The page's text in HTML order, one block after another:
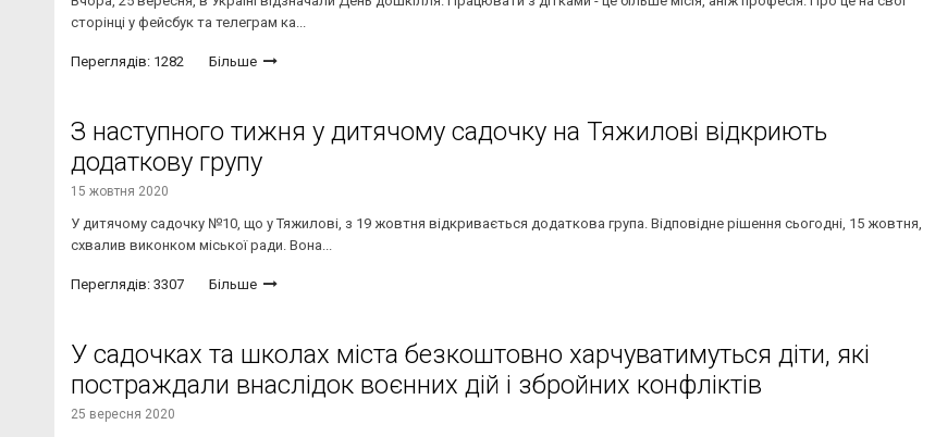
сторінці у фейсбук та телеграм ка...
Переглядів: 1282 Більше
З наступного тижня у дитячому садочку на Тяжилові відкриють
додаткову групу
15 жовтня 2020
У дитячому садочку №10, що у Тяжилові, з 19 жовтня відкривається додаткова група. Відповідне рішення сьогодні, 15 жовтня,
схвалив виконком міської ради. Вона...
Переглядів: 3307 Більше
У садочках та школах міста безкоштовно харчуватимуться діти, які
постраждали внаслідок воєнних дій і збройних конфліктів
25 вересня 2020